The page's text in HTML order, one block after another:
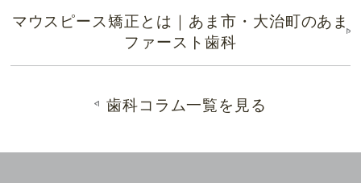
マウスピース矯正とは｜あま市・大治町のあま
ファースト歯科
歯科コラム一覧を見る